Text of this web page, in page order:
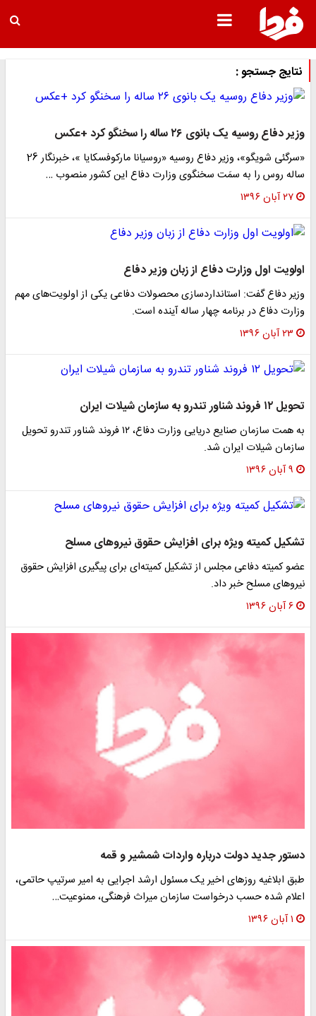
نتایج جستجو :
دفاع روسیه یک بانوی ۲۶ ساله را سخنگو کرد +عکس
«سرگئی شویگو»، وزیر دفاع روسیه «روسیانا مارکوفسکایا »، خبرنگار 26
روس را به سمَت سخنگوی وزارت دفاع این کشور منصوب …
۲۷ آبان ۱۳۹۶
اول وزارت دفاع از زبان وزیر دفاع
دفاع گفت: استانداردسازی محصولات دفاعی یکی از اولویت‌های مهم
دفاع در برنامه چهار ساله آینده است.
۲۳ آبان ۱۳۹۶
شناور تندرو به سازمان شیلات ایران
به همت سازمان صنایع دریایی وزارت دفاع، ۱۲ فروند شناور تندرو تحویل
شیلات ایران شد.
۹ آبان ۱۳۹۶
کمیته ویژه برای افزایش حقوق نیروهای مسلح
کمیته دفاعی مجلس از تشکیل کمیته‌ای برای پیگیری افزایش حقوق
مسلح خبر داد.
۶ آبان ۱۳۹۶
جدید دولت درباره واردات شمشیر و قمه
ابلاغیه روزهای اخیر یک مسئول ارشد اجرایی به امیر سرتیپ حاتمی،
شده حسب درخواست سازمان میراث فرهنگی، ممنوعیت…